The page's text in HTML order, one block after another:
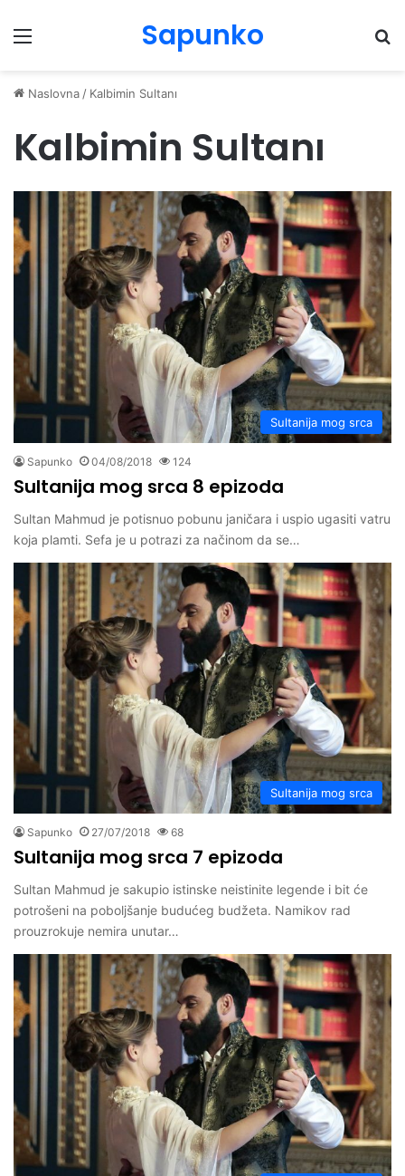
Menu Sapunko
Naslovna / Kalbimin Sultanı
Kalbimin Sultanı
Sultanija mog srca
Sapunko 04/08/2018 124
Sultanija mog srca 8 epizoda
Sultan Mahmud je potisnuo pobunu janičara i uspio ugasiti vatru
koja plamti. Sefa je u potrazi za načinom da se…
Sultanija mog srca
Sapunko 27/07/2018 68
Sultanija mog srca 7 epizoda
Sultan Mahmud je sakupio istinske neistinite legende i bit će
potrošeni na poboljšanje budućeg budžeta. Namikov rad
prouzrokuje nemira unutar…